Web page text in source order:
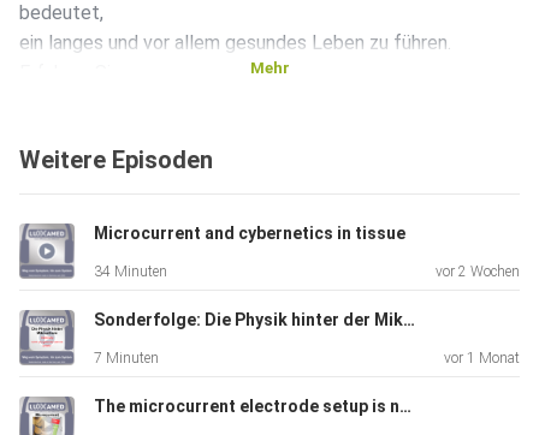
bedeutet,
ein langes und vor allem gesundes Leben zu führen.
Langlebigkeit. ️Praktische Strategien und Gewohnheiten,
in seinen Alltag integrieren kann. ️Wissenschaftlich
fundierte
Tipps und Empfehlungen, die unsere Lebensspanne und -
qualität
verbessern können. Diese Episode bietet eine Fülle von
Reise zu
Mehr
Weitere Episoden
Microcurrent and cybernetics in tissue
34 Minuten vor 2 Wochen
Sonderfolge: Die Physik hinter der Mikrostromtherapie
7 Minuten vor 1 Monat
The microcurrent electrode setup is not a recipe